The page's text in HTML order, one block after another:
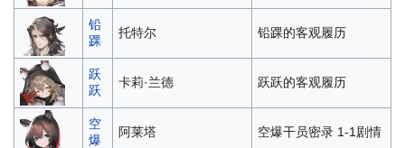
铅
踝
托特尔 铅踝的客观履历
跃
跃
卡莉·兰德 跃跃的客观履历
空
爆
阿莱塔 空爆干员密录 1-1剧情